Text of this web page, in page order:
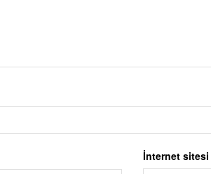
İnternet sitesi